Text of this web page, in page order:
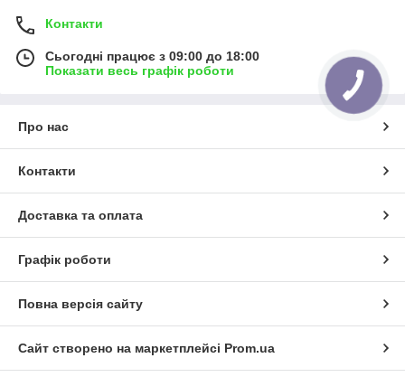
Контакти
Сьогодні працює з 09:00 до 18:00
Показати весь графік роботи
Про нас
Контакти
Доставка та оплата
Графік роботи
Повна версія сайту
Сайт створено на маркетплейсі Prom.ua